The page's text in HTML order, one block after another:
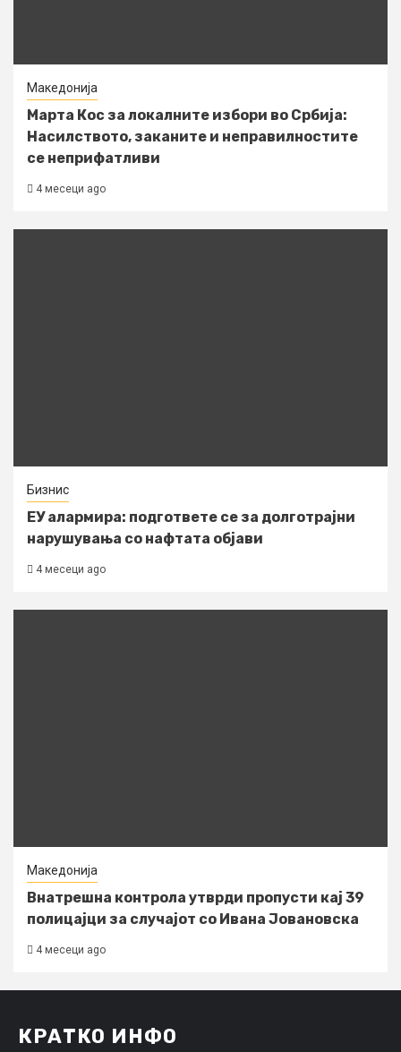
Македонија
Марта Кос за локалните избори во Србија:
Насилството, заканите и неправилностите
се неприфатливи
4 месеци ago
Бизнис
ЕУ алармира: подгответе се за долготрајни
нарушувања со нафтата објави
4 месеци ago
Македонија
Внатрешна контрола утврди пропусти кај 39
полицајци за случајот со Ивана Јовановска
4 месеци ago
КРАТКО ИНФО